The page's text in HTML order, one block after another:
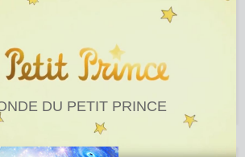
DU PETIT PRINCE